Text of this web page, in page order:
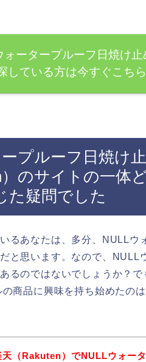
ォータープルーフ日焼け
している方は今すぐこち
プルーフ日焼け
のサイトの一体
た疑問でした
るあなたは、多分、NULLウ
と思います。なので、NULL
るのではないでしょうか？
商品に興味を持ち始めたの
天（Rakuten）でNULLウォー